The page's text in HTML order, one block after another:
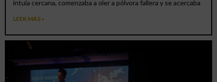
intuía cercana, comenzaba a oler a pólvora fallera y se acercaba
LEER MÁS »